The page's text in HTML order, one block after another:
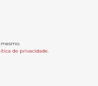
de privacidade